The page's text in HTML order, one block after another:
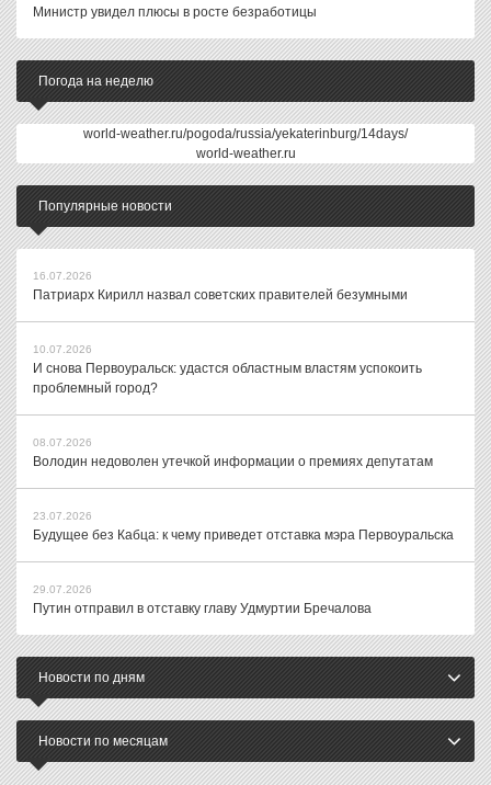
Министр увидел плюсы в росте безработицы
Погода на неделю
world-weather.ru/pogoda/russia/yekaterinburg/14days/
world-weather.ru
Популярные новости
16.07.2026
Патриарх Кирилл назвал советских правителей безумными
10.07.2026
И снова Первоуральск: удастся областным властям успокоить
проблемный город?
08.07.2026
Володин недоволен утечкой информации о премиях депутатам
23.07.2026
Будущее без Кабца: к чему приведет отставка мэра Первоуральска
29.07.2026
Путин отправил в отставку главу Удмуртии Бречалова
Новости по дням
Новости по месяцам